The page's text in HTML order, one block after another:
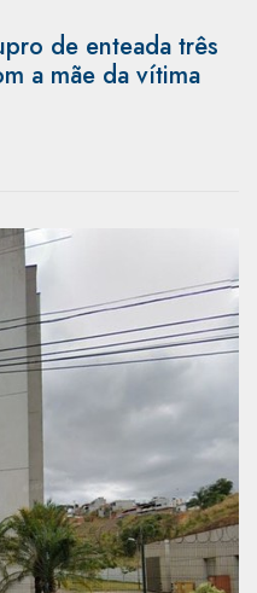
de enteada três
a mãe da vítima